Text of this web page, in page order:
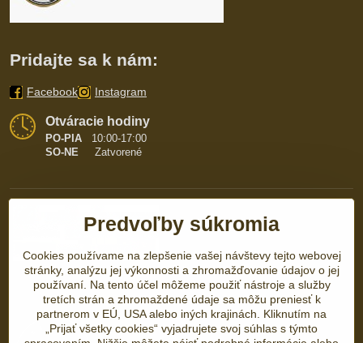
Pridajte sa k nám:
Facebook Instagram
Otváracie hodiny
PO-PIA
10:00-17:00
SO-NE Zatvorené
Predvoľby súkromia
Cookies používame na zlepšenie vašej návštevy tejto webovej
stránky, analýzu jej výkonnosti a zhromažďovanie údajov o jej
používaní. Na tento účel môžeme použiť nástroje a služby
tretích strán a zhromaždené údaje sa môžu preniesť k
partnerom v EÚ, USA alebo iných krajinách. Kliknutím na
„Prijať všetky cookies“ vyjadrujete svoj súhlas s týmto